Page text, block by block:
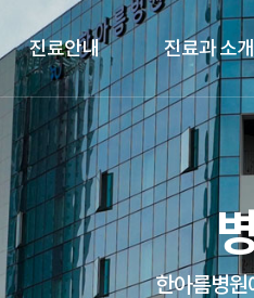
진료안내 진료과 소개
한아름병원